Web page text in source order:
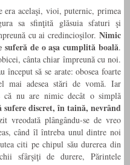
acelaşi, vioi, puternic, primea
sa sfinţită glăsuia sfaturi şi
cu ai credincioşilor. Nimic
de o aşa cumplită boală.
cânta chiar împreună cu noi.
început să se arate: obosea foarte
mai adesea stări de vomă. Iar
că nu are nimic decât o simplă
sufere discret, în taină, nevrând
vreodată plângându-se de vreo
când îl întreba unul dintre noi
citi pe chipul său durerea din
sfârşiţi de durere, Părintele